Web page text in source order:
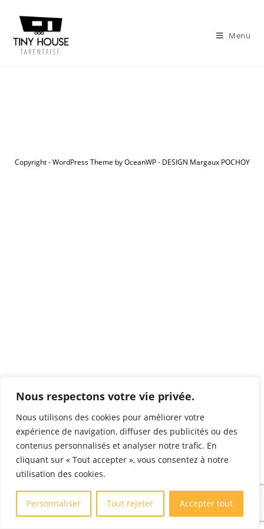
Nous respectons votre vie privée.
Nous utilisons des cookies pour améliorer votre
expérience de navigation, diffuser des publicités ou des
contenus personnalisés et analyser notre trafic. En
cliquant sur « Tout accepter », vous consentez à notre
utilisation des cookies.
Personnaliser Tout rejeter Accepter tout
content
Menu
Copyright - WordPress Theme by OceanWP - DESIGN Margaux POCHOY